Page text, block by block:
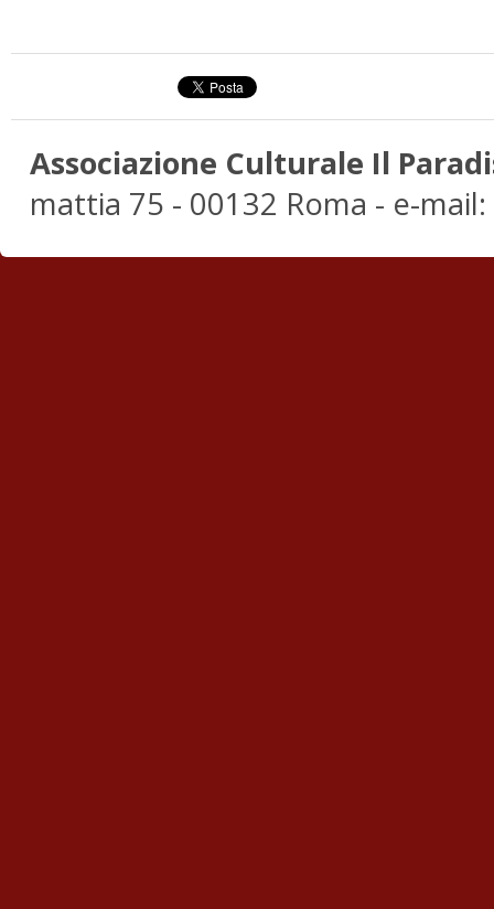
Associazione Culturale Il
mattia 75 - 00132 Roma - e-mail: